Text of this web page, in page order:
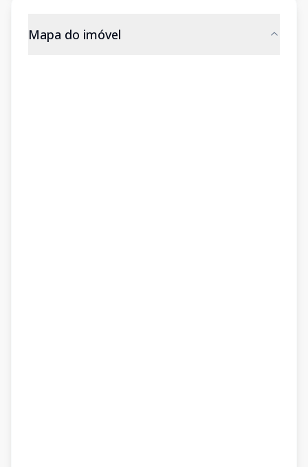
Mapa do imóvel